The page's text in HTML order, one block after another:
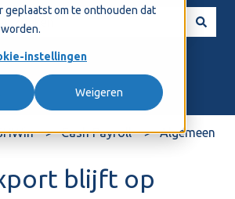
geplaatst om te onthouden dat
instellingen
Weigeren
Cash Payroll Algemeen
blijft op